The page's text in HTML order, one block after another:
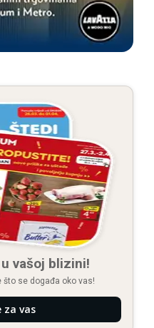
vašoj blizini!
što se događa oko vas!
za vas